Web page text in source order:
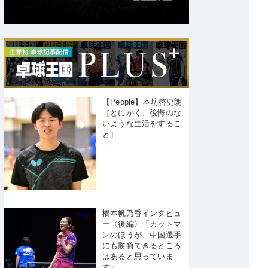
【People】本坊啓史朗
［とにかく、後悔のな
いような生活をするこ
と］
橋本帆乃香インタビュ
ー〈後編〉「カットマ
ンのほうが、中国選手
にも勝負できるところ
はあると思っていま